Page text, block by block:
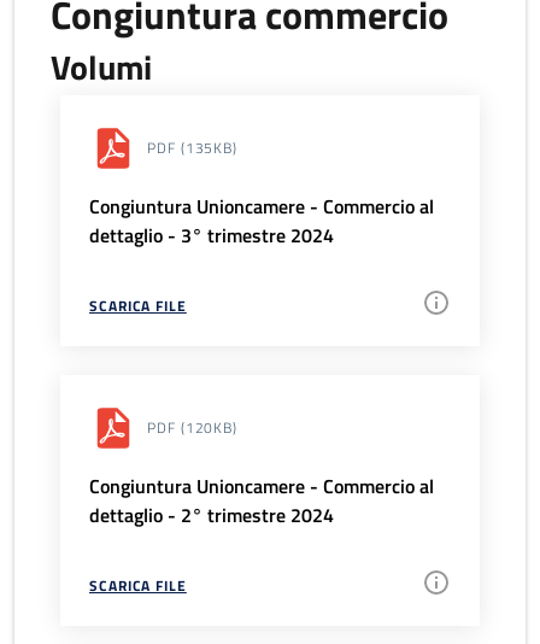
Congiuntura commercio
Volumi
PDF (135KB)
Congiuntura Unioncamere - Commercio al
dettaglio - 3° trimestre 2024
SCARICA FILE
PDF (120KB)
Congiuntura Unioncamere - Commercio al
dettaglio - 2° trimestre 2024
SCARICA FILE